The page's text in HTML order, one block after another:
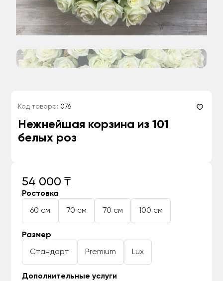
Код товара: 076
Нежнейшая корзина из 101
белых роз
54 000 ₸
Ростовка
60 см 70 см 70 см 100 см
Размер
Стандарт Premium Lux
Дополнительные услуги